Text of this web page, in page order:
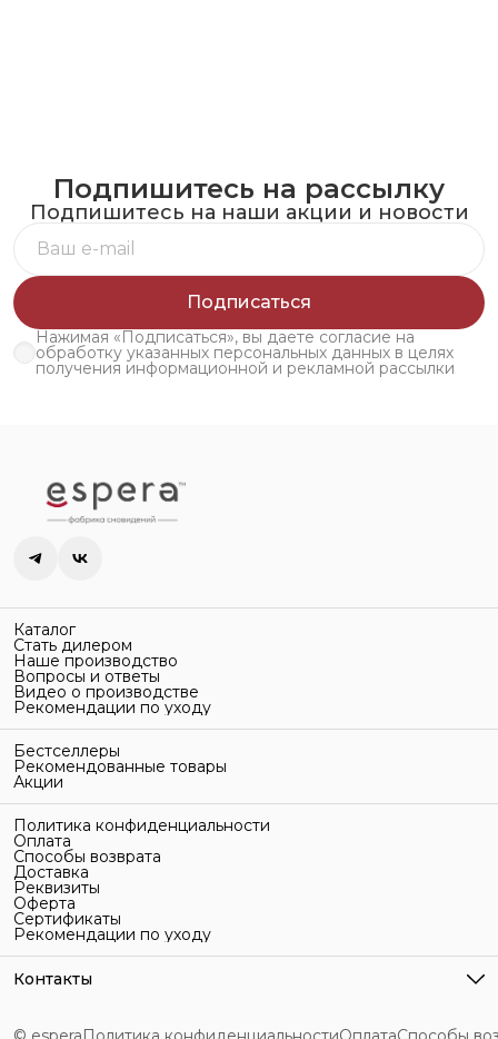
Подпишитесь на рассылку
Подпишитесь на наши акции и новости
Подписаться
Нажимая «Подписаться», вы даете согласие на
обработку указанных персональных данных в целях
получения информационной и рекламной рассылки
Каталог
Стать дилером
Наше производство
Вопросы и ответы
Видео о производстве
Рекомендации по уходу
Бестселлеры
Рекомендованные товары
Акции
Политика конфиденциальности
Оплата
Способы возврата
Доставка
Реквизиты
Оферта
Сертификаты
Рекомендации по уходу
Контакты